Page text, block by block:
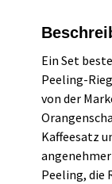
Ein Set
Peeling-
von der
Kaffeesatz
Peeling, die